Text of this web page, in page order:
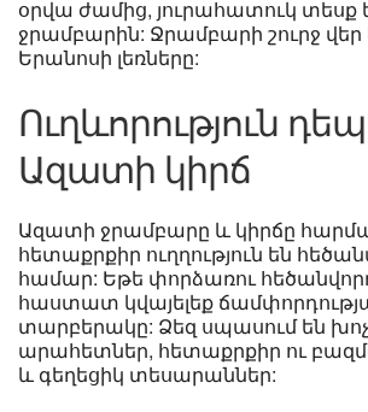
օրվա ժամից, յուրահատուկ տեսք
ջրամբարին: Ջրամբարի շուրջ վեր
Երանոսի լեռները:
Ուղևորություն
Ազատի կիրճ
Ազատի ջրամբարը և կիրճը
հետաքրքիր ուղղություն են
համար: Եթե փորձառու
հաստատ կվայելեք
տարբերակը: Ձեզ սպասում են
արահետներ, հետաքրքիր ու
և գեղեցիկ տեսարաններ: